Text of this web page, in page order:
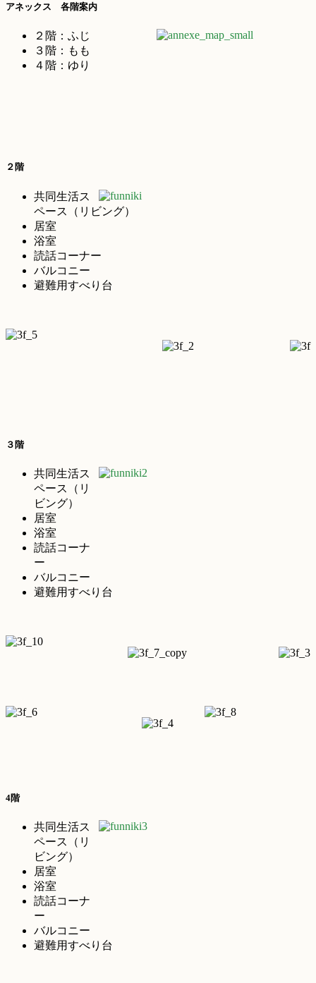
アネックス 各階案内
２階：ふじ
３階：もも
４階：ゆり
２階
共同生活ス
ペース（リビング）
居室
浴室
読話コーナー
バルコニー
避難用すべり台
３階
共同生活ス
ペース（リ
ビング）
居室
浴室
読話コーナ
ー
バルコニー
避難用すべり台
4階
共同生活ス
ペース（リ
ビング）
居室
浴室
読話コーナ
ー
バルコニー
避難用すべり台